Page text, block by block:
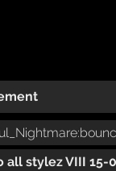
all stylez VIII 15-